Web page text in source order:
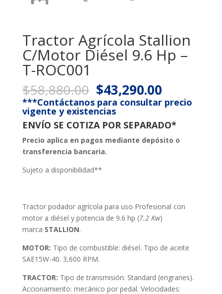
Tractor Agrícola Stallion
C/Motor Diésel 9.6 Hp –
T-ROC001
$58,880.00 Original
price
was:
$58,880.00.
$43,290.00Current
price
is:
***Contáctanos para consultar precio
vigente y existencias
ENVÍO SE COTIZA POR SEPARADO*
Precio aplica en pagos mediante depósito o
transferencia bancaria.
Sujeto a disponibilidad**
Tractor podador agrícola para uso Profesional con
motor a diésel y potencia de 9.6 hp (7.2 Kw)
marca STALLION.
MOTOR: Tipo de combustible: diésel. Tipo de aceite
SAE15W-40. 3,600 RPM.
TRACTOR: Tipo de transmisión: Standard (engranes).
Accionamiento: mecánico por pedal. Velocidades: